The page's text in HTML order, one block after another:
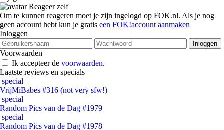
Reageer zelf
Om te kunnen reageren moet je zijn ingelogd op FOK.nl. Als je nog
geen account hebt kun je gratis een FOK!account aanmaken
Inloggen
Voorwaarden
Ik accepteer de voorwaarden.
Laatste reviews en specials
special
VrijMiBabes #316 (not very sfw!)
special
Random Pics van de Dag #1979
special
Random Pics van de Dag #1978